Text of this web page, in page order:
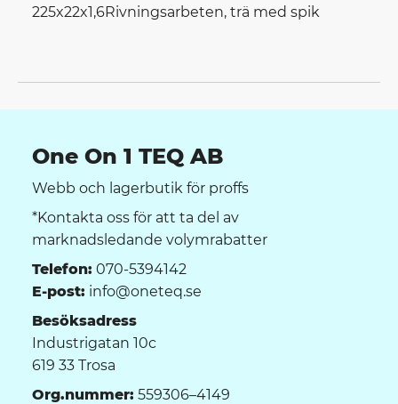
225x22x1,6Rivningsarbeten, trä med spik
One On 1 TEQ AB
Webb och lagerbutik för proffs
*Kontakta oss för att ta del av
marknadsledande volymrabatter
Telefon: 070-5394142
E-post: info@oneteq.se
Besöksadress
Industrigatan 10c
619 33 Trosa
Org.nummer: 559306–4149